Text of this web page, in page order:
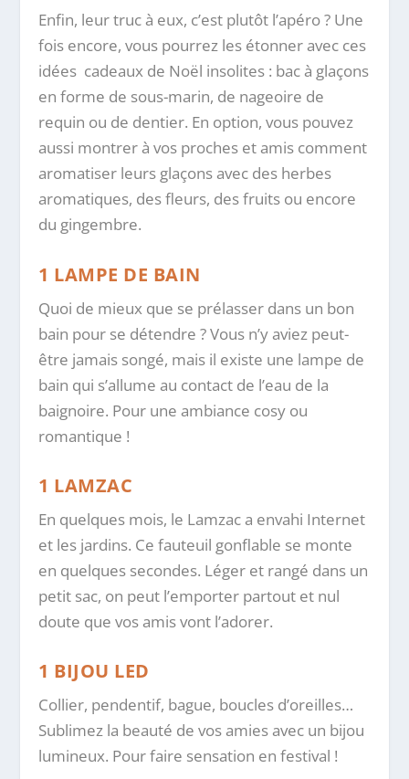
Enfin, leur truc à eux, c’est plutôt l’apéro ? Une
fois encore, vous pourrez les étonner avec ces
idées cadeaux de Noël insolites : bac à glaçons
en forme de sous-marin, de nageoire de
requin ou de dentier. En option, vous pouvez
aussi montrer à vos proches et amis comment
aromatiser leurs glaçons avec des herbes
aromatiques, des fleurs, des fruits ou encore
du gingembre.
1 LAMPE DE BAIN
Quoi de mieux que se prélasser dans un bon
bain pour se détendre ? Vous n’y aviez peut-
être jamais songé, mais il existe une lampe de
bain qui s’allume au contact de l’eau de la
baignoire. Pour une ambiance cosy ou
romantique !
1 LAMZAC
En quelques mois, le Lamzac a envahi Internet
et les jardins. Ce fauteuil gonflable se monte
en quelques secondes. Léger et rangé dans un
petit sac, on peut l’emporter partout et nul
doute que vos amis vont l’adorer.
1 BIJOU LED
Collier, pendentif, bague, boucles d’oreilles…
Sublimez la beauté de vos amies avec un bijou
lumineux. Pour faire sensation en festival !